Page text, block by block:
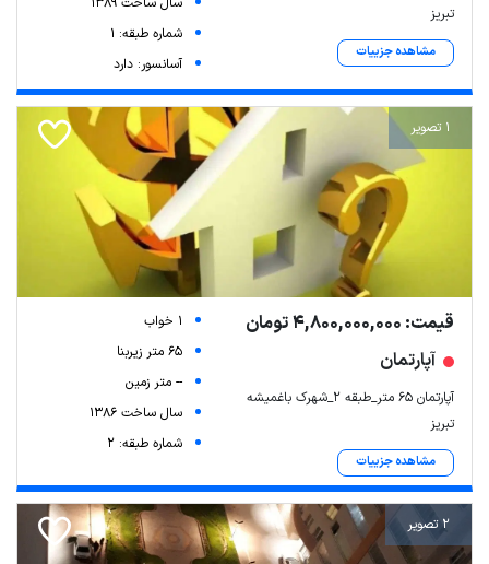
تبریز
مشاهده جزییات
شماره طبقه: 1
آسانسور: دارد
1 تصویر
قیمت: 4,800,000,000 تومان
آپارتمان
آپارتمان ۶۵ متر_طبقه ۲_شهرک باغمیشه
تبریز
مشاهده جزییات
1 خواب
65 متر زیربنا
-- متر زمین
سال ساخت 1386
شماره طبقه: 2
2 تصویر